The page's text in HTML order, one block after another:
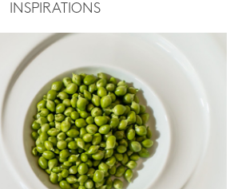
INSPIRATIONS